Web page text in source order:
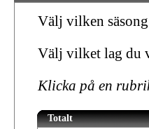
Välj vilken
Välj vilket lag
Klicka på en
Totalt